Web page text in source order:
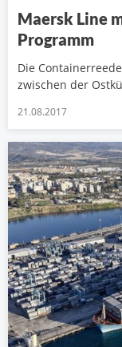
Maersk Line
Programm
Die
zwischen der
21.08.2017